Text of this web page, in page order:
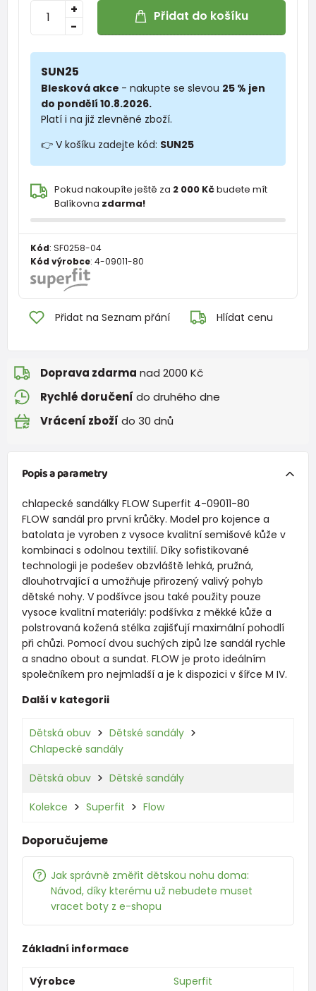
-
+ Přidat do košíku
SUN25
Blesková akce - nakupte se slevou 25 % jen
do pondělí 10.8.2026.
Platí i na již zlevněné zboží.
👉 V košíku zadejte kód: SUN25
Pokud nakoupíte ještě za 2 000 Kčbudete mít
Balíkovna zdarma!
Kód: SF0258-04
Kód výrobce: 4-09011-80
Přidat na Seznam přání Hlídat cenu
Doprava zdarma nad 2000 Kč
Rychlé doručení do druhého dne
Vrácení zboží do 30 dnů
Popis a parametry
chlapecké sandálky FLOW Superfit 4-09011-80
FLOW sandál pro první krůčky. Model pro kojence a
batolata je vyroben z vysoce kvalitní semišové kůže v
kombinaci s odolnou textilií. Díky sofistikované
technologii je podešev obzvláště lehká, pružná,
dlouhotrvající a umožňuje přirozený valivý pohyb
dětské nohy. V podšívce jsou také použity pouze
vysoce kvalitní materiály: podšívka z měkké kůže a
polstrovaná kožená stélka zajišťují maximální pohodlí
při chůzi. Pomocí dvou suchých zipů lze sandál rychle
a snadno obout a sundat. FLOW je proto ideálním
společníkem pro nejmladší a je k dispozici v šířce M IV.
Další v kategorii
Dětská obuv
Dětské sandály
Chlapecké sandály
Dětská obuv Dětské sandály
Kolekce Superfit Flow
Doporučujeme
Jak správně změřit dětskou nohu doma:
Návod, díky kterému už nebudete muset
vracet boty z e-shopu
Základní informace
Výrobce Superfit